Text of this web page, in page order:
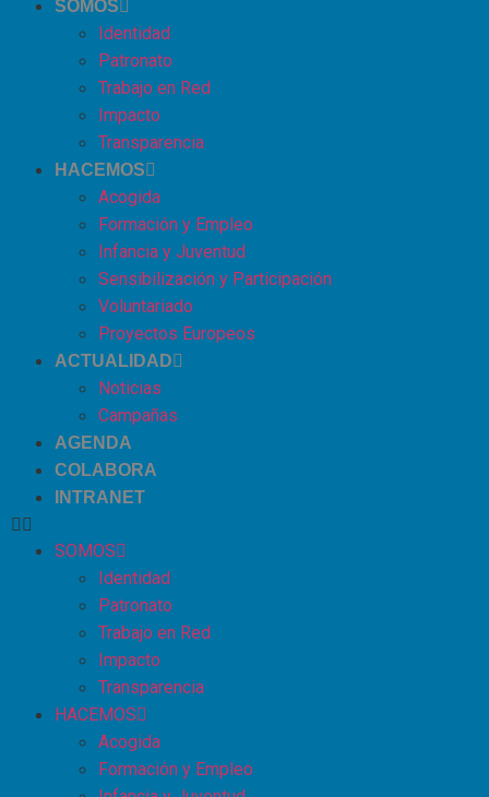
SOMOS
Identidad
Patronato
Trabajo en Red
Impacto
Transparencia
HACEMOS
Acogida
Formación y Empleo
Infancia y Juventud
Sensibilización y Participación
Voluntariado
Proyectos Europeos
ACTUALIDAD
Noticias
Campañas
AGENDA
COLABORA
INTRANET
SOMOS
Identidad
Patronato
Trabajo en Red
Impacto
Transparencia
HACEMOS
Acogida
Formación y Empleo